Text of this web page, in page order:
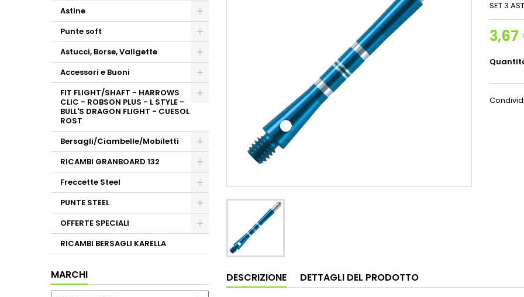
Astine
Punte soft
Astucci, Borse, Valigette
Accessori e Buoni
FIT FLIGHT/SHAFT - HARROWS
CLIC - ROBSON PLUS - L STYLE -
BULL'S DRAGON FLIGHT - CUESOL
ROST
Bersagli/Ciambelle/Mobiletti
RICAMBI GRANBOARD 132
Freccette Steel
PUNTE STEEL
OFFERTE SPECIALI
RICAMBI BERSAGLI KARELLA
MARCHI
SET 3
3,67
Condividi
DESCRIZIONE DETTAGLI DEL PRODOTTO